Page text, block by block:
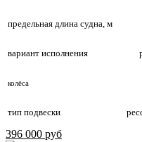
предельная длина судна, м
вариант исполнения
колёса
тип подвески
396 000 руб